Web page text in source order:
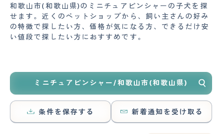
和歌山市(和歌山県)のミニチュアピンシャーの子犬を探
せます。近くのペットショップから、飼い主さんの好み
の特徴で探したい方、価格が気になる方、できるだけ安
い値段で探したい方におすすめです。
ミニチュアピンシャー/和歌山市(和歌山県)
条件を保存する 新着通知を受け取る